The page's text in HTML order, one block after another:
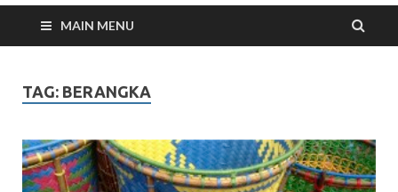
MAIN MENU
TAG: BERANGKA